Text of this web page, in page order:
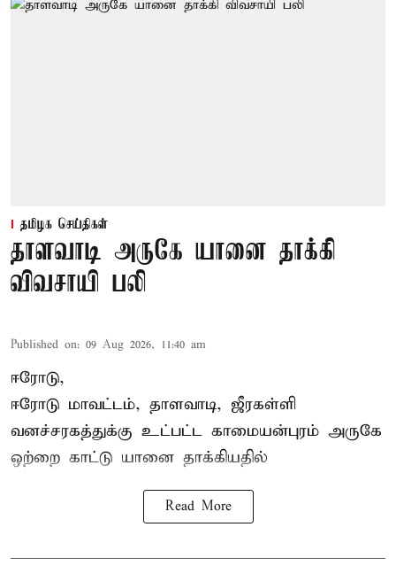
தமிழக செய்திகள்
தாளவாடி அருகே யானை தாக்கி
விவசாயி பலி
Published on: 09 Aug 2026, 11:40 am
ஈரோடு,
ஈரோடு மாவட்டம், தாளவாடி, ஜீரகள்ளி
வனச்சரகத்துக்கு உட்பட்ட காமையன்புரம் அருகே
ஒற்றை காட்டு யானை தாக்கியதில்
Read More